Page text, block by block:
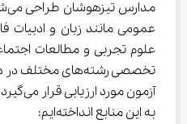
عمومی مانند زبان و ادبیات
علوم تجربی و مطالعات
تخصصی رشته‌های
آزمون
به این منابع انداخته‌ایم: